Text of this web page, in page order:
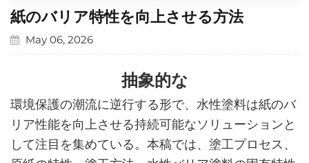
紙のバリア特性を向上させる方法
May 06, 2026
抽象的な
環境保護の潮流に逆行する形で、水性塗料は紙のバ
リア性能を向上させる持続可能なソリューションと
して注目を集めている。本稿では、塗工プロセス、